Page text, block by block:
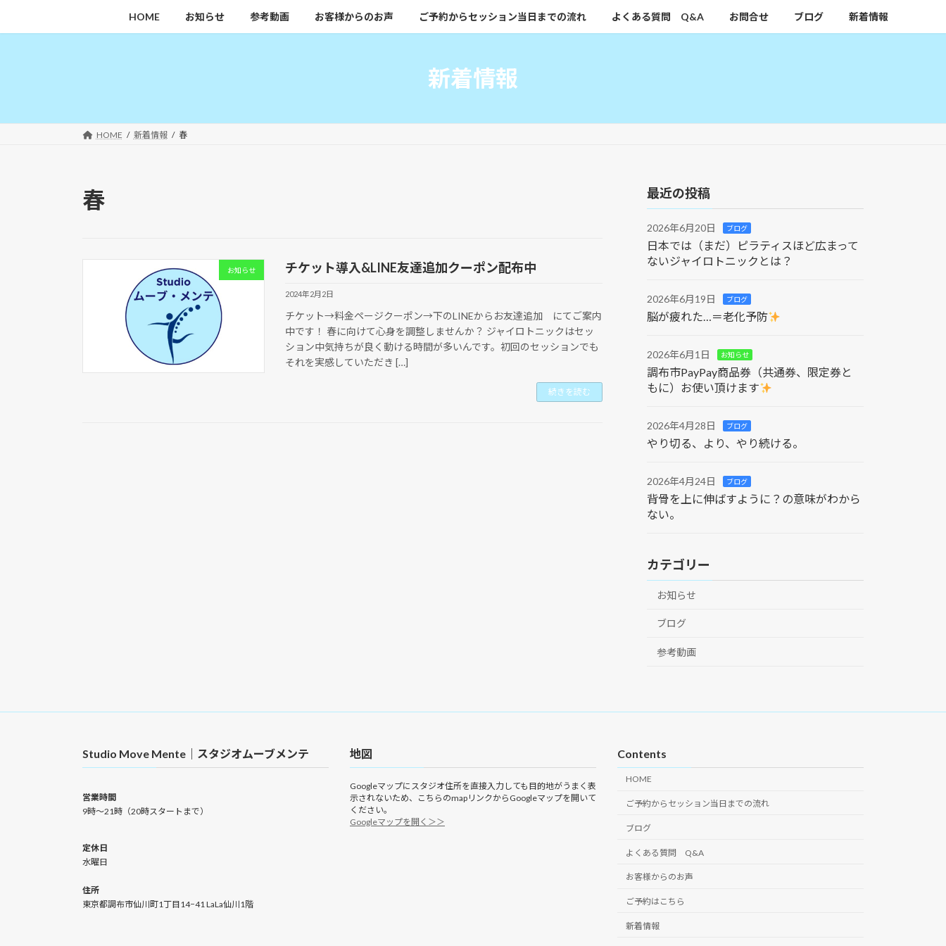
キ
に
HOME お知らせ 参考動画 お客様からのお声 ご予約からセッション当日までの流れ よくある質問 Q&A お問合せ ブログ 新着情報
新着情報
HOME 新着情報 春
春
お知らせ チケット導入&LINE友達追加クーポン配布中
2024年2月2日
チケット→料金ページクーポン→下のLINEからお友達追加 にてご案内
中です！ 春に向けて心身を調整しませんか？ ジャイロトニックはセッ
ション中気持ちが良く動ける時間が多いんです。初回のセッションでも
それを実感していただき […]
続きを読む
最近の投稿
2026年6月20日 ブログ
日本では（まだ）ピラティスほど広まって
ないジャイロトニックとは？
2026年6月19日 ブログ
脳が疲れた…＝老化予防
2026年6月1日 お知らせ
調布市PayPay商品券（共通券、限定券と
もに）お使い頂けます
2026年4月28日 ブログ
やり切る、より、やり続ける。
2026年4月24日 ブログ
背骨を上に伸ばすように？の意味がわから
ない。
カテゴリー
お知らせ
ブログ
参考動画
Studio Move Mente｜スタジオムーブメンテ
営業時間
9時〜21時（20時スタートまで）
定休日
水曜日
住所
東京都調布市仙川町1丁目14−41 LaLa仙川1階
地図
Googleマップにスタジオ住所を直接入力しても目的地がうまく表
示されないため、こちらのmapリンクからGoogleマップを開いて
ください。
Googleマップを開く＞＞
Contents
HOME
ご予約からセッション当日までの流れ
ブログ
よくある質問 Q&A
お客様からのお声
ご予約はこちら
新着情報